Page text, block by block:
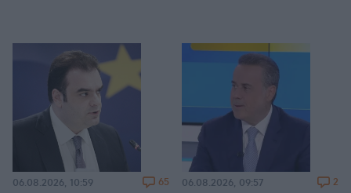
06.08.2026, 10:59 65 06.08.2026, 09:57 2